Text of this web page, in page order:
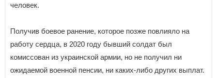
человек.
Получив боевое ранение, которое позже повлияло на
работу сердца, в 2020 году бывший солдат был
комиссован из украинской армии, но не получил ни
ожидаемой военной пенсии, ни каких-либо других выплат.